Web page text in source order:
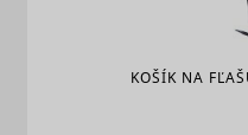
KOŠÍK NA